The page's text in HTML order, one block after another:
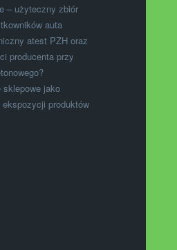
– użyteczny zbiór
auta
atest PZH oraz
producenta przy
sklepowe jako
produktów